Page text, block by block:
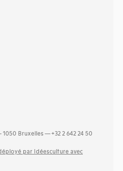
Bruxelles — +32 2 642 24 50
par Idéesculture avec